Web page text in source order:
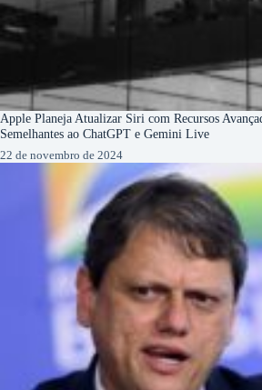
Apple Planeja Atualizar Siri com Recursos
Semelhantes ao ChatGPT e Gemini Live
22 de novembro de 2024